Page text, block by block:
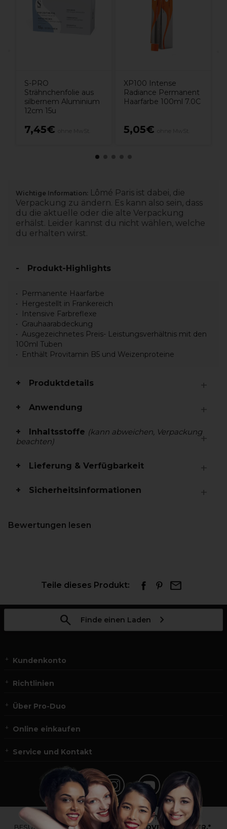
S-PRO
Strähnchenfolie aus
silbernem Aluminium
12cm 15u
7,45€
XP100 Intense
Radiance Permanent
Haarfarbe 100ml 7.0C
5,05€
Wichtige Information: Lômé Paris ist dabei, die
Verpackung zu ändern. Es kann also sein, dass
du die aktuelle oder die alte Verpackung
erhälst. Leider kannst du nicht wählen, welche
du erhalten wirst.
Produkt-Highlights
Permanente Haarfarbe
Hergestellt in Frankereich
Intensive Farbreflexe
Grauhaarabdeckung
Ausgezeichnetes Preis- Leistungsverhältnis mit den
100ml Tuben
Enthält Provitamin B5 und Weizenproteine
Produktdetails
Anwendung
Inhaltsstoffe (kann abweichen, Verpackung
beachten)
Lieferung & Verfügbarkeit
Sicherheitsinformationen
Bewertungen lesen
Teile dieses Produkt:
Finde einen Laden
Kundenkonto
Richtlinien
Über Pro-Duo
Online einkaufen
Service und Kontakt
*Du bist kein Profikunde?
BESUCHE
UNSERE WEBSEITE FÜR ENDVERBRAUCHER.*